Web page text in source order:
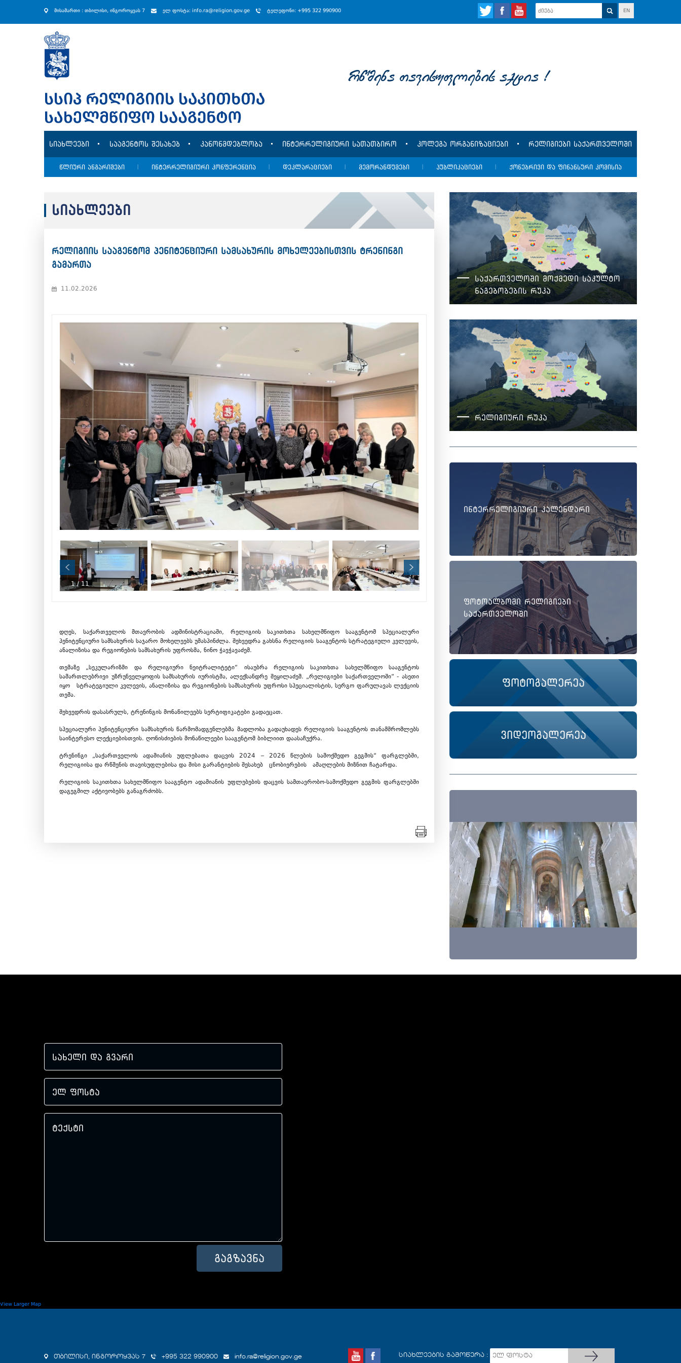
მისამართი : თბილისი, ინგოროყვას 7 ელ ფოსტა: info.ra@religion.gov.ge ტელეფონი: +995 322 990900 EN
rwmena Tavisuflebis aqtia !
სიახლეები სააგენტოს შესახებ კანონმდებლობა ინტერრელიგიური სათათბირო კოლეგა ორგანიზაციები რელიგიები საქართველოში
წლიური ანგარიშები ინტერრელიგიური კონფერენცია დეკლარაციები მემორანდუმები პუბლიკაციები ქონებრივი და ფინანსური კომისია
სიახლეები
რელიგიის სააგენტომ პენიტენციური სამსახურის მოხელეებისთვის ტრენინგი
გამართა
11.02.2026
1/ 11
დღეს, საქართველოს მთავრობის ადმინისტრაციაში, რელიგიის საკითხთა სახელმწიფო სააგენტომ სპეციალური
პენიტენციური სამსახურის საჯარო მოხელეებს უმასპინძლა. შეხვედრა გახსნა რელიგიის სააგენტოს სტრატეგიული კვლევის,
ანალიზისა და რეგიონების სამსახურის უფროსმა, ნინო ჭავჭავაძემ.
თემაზე „სეკულარიზმი და რელიგიური ნეიტრალიტეტი“ ისაუბრა რელიგიის საკითხთა სახელმწიფო სააგენტოს
სამართლებრივი უზრუნველყოფის სამსახურის იურისტმა, ალექსანდრე შეყილაძემ. „რელიგიები საქართველოში“ - ასეთი
იყო სტრატეგიული კვლევის, ანალიზისა და რეგიონების სამსახურის უფროსი სპეციალისტის, სერგო ფარულავას ლექციის
თემა.
შეხვედრის დასასრულს, ტრენინგის მონაწილეებს სერტიფიკატები გადაეცათ.
სპეციალური პენიტენციური სამსახურის წარმომადგენლებმა მადლობა გადაუხადეს რელიგიის სააგენტოს თანამშრომლებს
საინტერესო ლექციებისთვის. ღონისძიების მონაწილეები სააგენტომ ბიბლიით დაასაჩუქრა.
ტრენინგი „საქართველოს ადამიანის უფლებათა დაცვის 2024 – 2026 წლების სამოქმედო გეგმის“ ფარგლებში,
რელიგიისა და რწმენის თავისუფლებისა და მისი გარანტიების შესახებ ცნობიერების ამაღლების მიზნით ჩატარდა.
რელიგიის საკითხთა სახელმწიფო სააგენტო ადამიანის უფლებების დაცვის სამთავრობო-სამოქმედო გეგმის ფარგლებში
დაგეგმილ აქტივობებს განაგრძობს.
საქართველოში მოქმედი საკულტო
ნაგებობების რუკა
რელიგიური რუკა
ინტერრელიგიური კალენდარი
ფოტოალბომი რელიგიები
საქართველოში
ფოტოგალერეა
ვიდეოგალერეა
View Larger Map
თბილისი, ინგოროყვას 7 +995 322 990900 info.ra@religion.gov.ge სიახლეების გამოწერა :